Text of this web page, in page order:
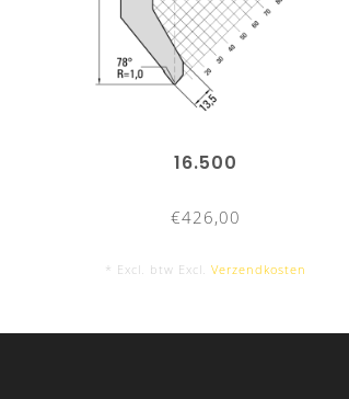
16.500
€426,00
* Excl. btw Excl.Verzendkosten